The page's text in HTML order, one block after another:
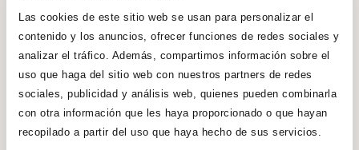
Las cookies de este sitio web se usan para personalizar el
contenido y los anuncios, ofrecer funciones de redes sociales y
analizar el tráfico. Además, compartimos información sobre el
uso que haga del sitio web con nuestros partners de redes
sociales, publicidad y análisis web, quienes pueden combinarla
con otra información que les haya proporcionado o que hayan
recopilado a partir del uso que haya hecho de sus servicios.
Barriga embarazo 5 meses
Estás justo en la mitad de la gestación. Tu
cintura sigue ensanchando y se nota
claramente que estás embarazada, pero
aún tiene un tamaño con el que no te